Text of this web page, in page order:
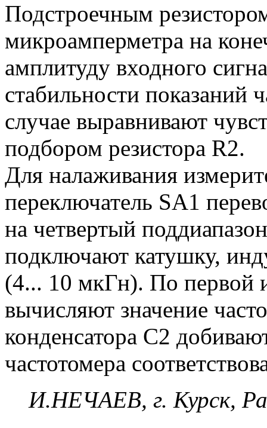
Подстроечным
микроамперметра на
амплитуду входного
стабильности показаний
случае выравнивают
подбором резистора R2.
Для налаживания
переключатель SA1
на четвертый
подключают катушку,
(4... 10 мкГн). По первой
вычисляют значение
конденсатора С2
частотомера
И.НЕЧАЕВ, г. Курск,